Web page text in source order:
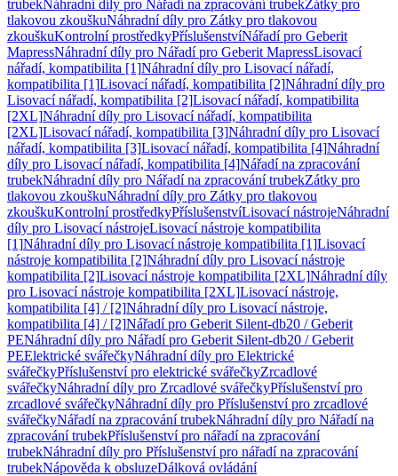
trubekNáhradní díly pro Nářadí na zpracování trubekZátky pro
tlakovou zkouškuNáhradní díly pro Zátky pro tlakovou
zkouškuKontrolní prostředkyPříslušenstvíNářadí pro Geberit
MapressNáhradní díly pro Nářadí pro Geberit MapressLisovací
nářadí, kompatibilita [1]Náhradní díly pro Lisovací nářadí,
kompatibilita [1]Lisovací nářadí, kompatibilita [2]Náhradní díly pro
Lisovací nářadí, kompatibilita [2]Lisovací nářadí, kompatibilita
[2XL]Náhradní díly pro Lisovací nářadí, kompatibilita
[2XL]Lisovací nářadí, kompatibilita [3]Náhradní díly pro Lisovací
nářadí, kompatibilita [3]Lisovací nářadí, kompatibilita [4]Náhradní
díly pro Lisovací nářadí, kompatibilita [4]Nářadí na zpracování
trubekNáhradní díly pro Nářadí na zpracování trubekZátky pro
tlakovou zkouškuNáhradní díly pro Zátky pro tlakovou
zkouškuKontrolní prostředkyPříslušenstvíLisovací nástrojeNáhradní
díly pro Lisovací nástrojeLisovací nástroje kompatibilita
[1]Náhradní díly pro Lisovací nástroje kompatibilita [1]Lisovací
nástroje kompatibilita [2]Náhradní díly pro Lisovací nástroje
kompatibilita [2]Lisovací nástroje kompatibilita [2XL]Náhradní díly
pro Lisovací nástroje kompatibilita [2XL]Lisovací nástroje,
kompatibilita [4] / [2]Náhradní díly pro Lisovací nástroje,
kompatibilita [4] / [2]Nářadí pro Geberit Silent-db20 / Geberit
PENáhradní díly pro Nářadí pro Geberit Silent-db20 / Geberit
PEElektrické svářečkyNáhradní díly pro Elektrické
svářečkyPříslušenství pro elektrické svářečkyZrcadlové
svářečkyNáhradní díly pro Zrcadlové svářečkyPříslušenství pro
zrcadlové svářečkyNáhradní díly pro Příslušenství pro zrcadlové
svářečkyNářadí na zpracování trubekNáhradní díly pro Nářadí na
zpracování trubekPříslušenství pro nářadí na zpracování
trubekNáhradní díly pro Příslušenství pro nářadí na zpracování
trubekNápověda k obsluzeDálková ovládání